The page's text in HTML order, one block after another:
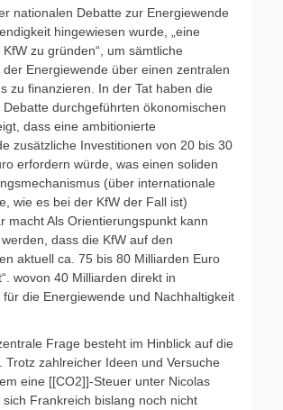
nationalen Debatte zur Energiewende
hingewiesen wurde, „eine
zu gründen“, um sämtliche
der Energiewende über einen zentralen
zu finanzieren. In der Tat haben die
durchgeführten ökonomischen
dass eine ambitionierte
zusätzliche Investitionen von 20 bis 30
erfordern würde, was einen soliden
(über internationale
wie es bei der KfW der Fall ist)
macht Als Orientierungspunkt kann
dass die KfW auf den
aktuell ca. 75 bis 80 Milliarden Euro
wovon 40 Milliarden direkt in
für die Energiewende und Nachhaltigkeit
Frage besteht im Hinblick auf die
Trotz zahlreicher Ideen und Versuche
eine [[CO2]]-Steuer unter Nicolas
sich Frankreich bislang noch nicht